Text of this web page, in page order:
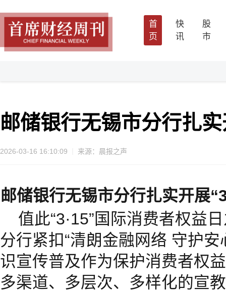
首
页
快
讯
股
市
邮储银行无锡市分行扎
2026-03-16 16:10:09 来源：晨报之声
邮储银行无锡市分行扎实开展
值此“3·15”国际消费者权益
分行紧扣“清朗金融网络 守护
识宣传普及作为保护消费者权
多渠道、多层次、多样化的宣